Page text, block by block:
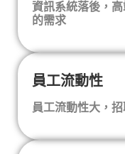
資訊系統落後，
的需求
員工流動性
員工流動性大，